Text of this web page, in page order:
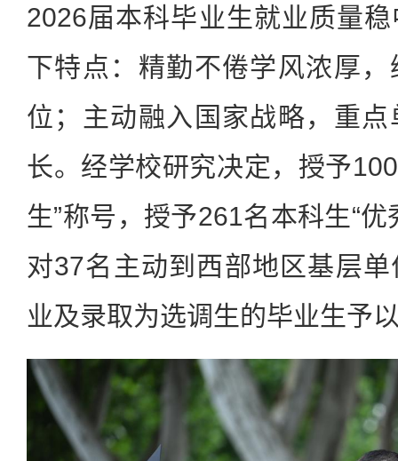
2026届本科毕业生就业质量
下特点：精勤不倦学风浓厚
位；主动融入国家战略，重
长。经学校研究决定，授予
生”称号，授予261名本科生“
对37名主动到西部地区基层
业及录取为选调生的毕业生予